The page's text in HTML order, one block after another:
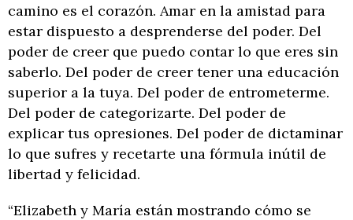
camino es el corazón. Amar en la amistad para
estar dispuesto a desprenderse del poder. Del
poder de creer que puedo contar lo que eres sin
saberlo. Del poder de creer tener una educación
superior a la tuya. Del poder de entrometerme.
Del poder de categorizarte. Del poder de
explicar tus opresiones. Del poder de dictaminar
lo que sufres y recetarte una fórmula inútil de
libertad y felicidad.
“Elizabeth y María están mostrando cómo se